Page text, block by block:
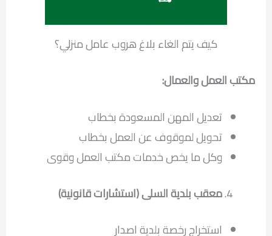
كيف يتم الغاء بلاغ هروب عامل منزلي؟
مكتب العمل والعمال:
تعديل المهن المسعودة بخطاب
تحويل لموقوف عن العمل بخطاب
وكل ما يخص خدمات مكتب العمل وقوى
معقب بلدية السلى (استشارات قانونية)
استخراج رخصة بلدية اصدار